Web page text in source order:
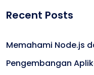
Recent Posts
Memahami Node.js
Pengembangan